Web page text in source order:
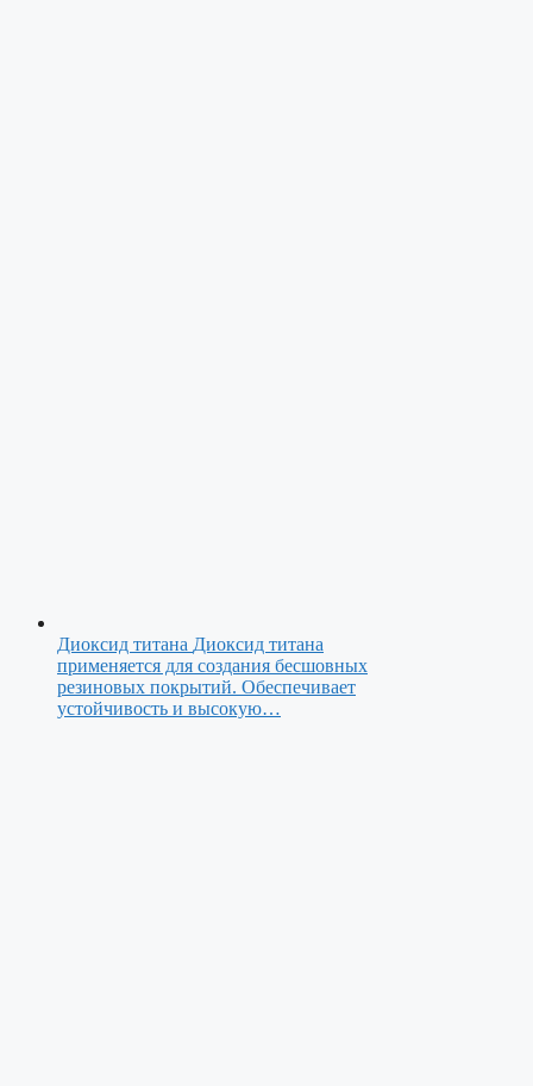
Диоксид титана Диоксид титана
применяется для создания бесшовных
резиновых покрытий. Обеспечивает
устойчивость и высокую…